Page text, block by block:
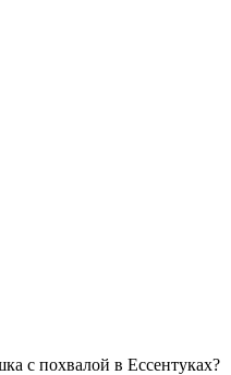
с похвалой в Ессентуках?